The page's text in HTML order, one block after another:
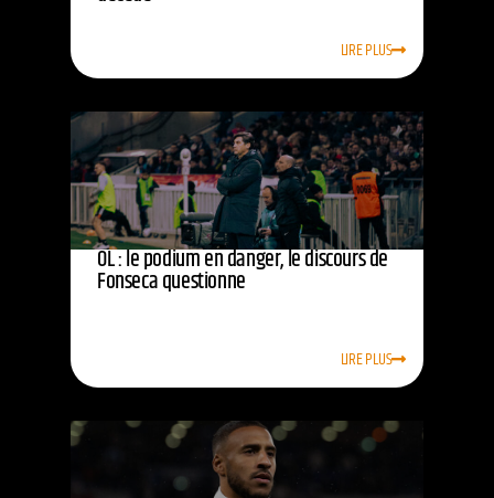
LIRE PLUS
OL : le podium en danger, le discours de
Fonseca questionne
LIRE PLUS